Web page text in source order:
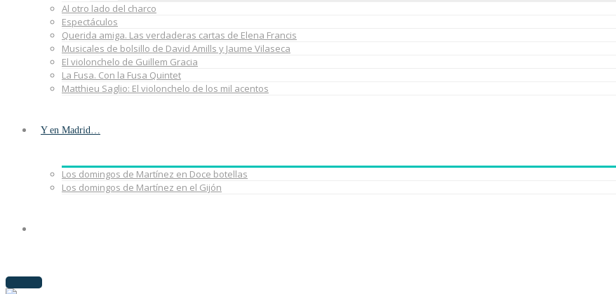
Al otro lado del charco
Espectáculos
Querida amiga. Las verdaderas cartas de Elena Francis
Musicales de bolsillo de David Amills y Jaume Vilaseca
El violonchelo de Guillem Gracia
La Fusa. Con la Fusa Quintet
Matthieu Saglio: El violonchelo de los mil acentos
Y en Madrid…
Los domingos de Martínez en Doce botellas
Los domingos de Martínez en el Gijón